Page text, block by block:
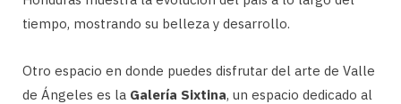
tiempo, mostrando su belleza y desarrollo.
Otro espacio en donde puedes disfrutar del arte de Valle
de Ángeles es la Galería Sixtina, un espacio dedicado al